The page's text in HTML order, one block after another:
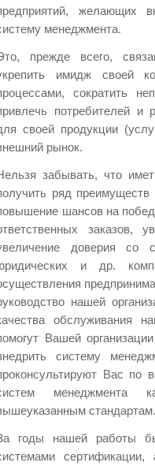
желающих
менеджмента.
прежде всего,
имидж своей
сократить
потребителей и
своей продукции
рынок.
забывать, что
ряд преимуществ
шансов на
заказов,
доверия со
и др.
нашей
обслуживания
Вашей
систему
Вас по
менеджмента
годы нашей работы